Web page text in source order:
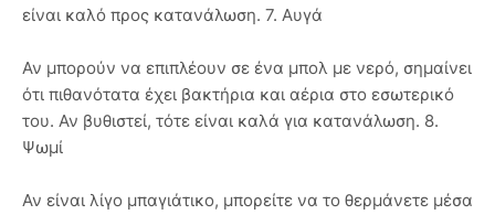
είναι καλό προς κατανάλωση. 7. Αυγά
Αν μπορούν να επιπλέουν σε ένα μπολ με νερό, σημαίνει
ότι πιθανότατα έχει βακτήρια και αέρια στο εσωτερικό
του. Αν βυθιστεί, τότε είναι καλά για κατανάλωση. 8.
Ψωμί
Αν είναι λίγο μπαγιάτικο, μπορείτε να το θερμάνετε μέσα